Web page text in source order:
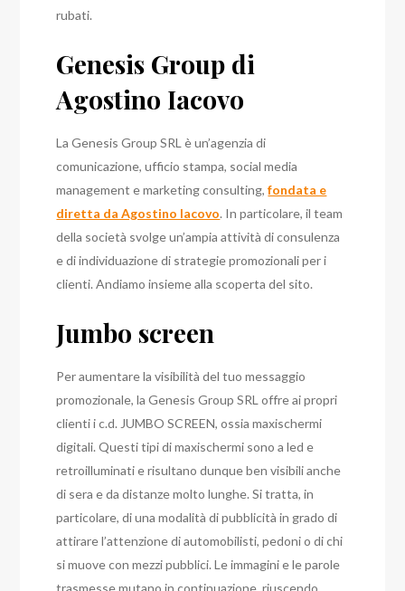
rubati.
Genesis Group di
Agostino Iacovo
La Genesis Group SRL è un’agenzia di
comunicazione, ufficio stampa, social media
management e marketing consulting,fondata e
diretta da Agostino Iacovo. In particolare, il team
della società svolge un’ampia attività di consulenza
e di individuazione di strategie promozionali per i
clienti.Andiamo insieme alla scoperta del sito.
Jumbo screen
Per aumentare la visibilità del tuo messaggio
promozionale, la Genesis Group SRL offre ai propri
clienti i c.d. JUMBO SCREEN, ossia maxischermi
digitali. Questi tipi di maxischermi sono a led e
retroilluminati e risultano dunque ben visibili anche
di sera e da distanze molto lunghe.Si tratta, in
particolare, di una modalità di pubblicità in grado di
attirare l’attenzione di automobilisti, pedoni o di chi
si muove con mezzi pubblici. Le immagini e le parole
trasmesse mutano in continuazione, riuscendo,